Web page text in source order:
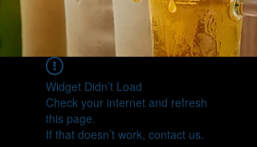
Widget Didn’t Load
Check your internet and refresh
this page.
If that doesn’t work, contact us.